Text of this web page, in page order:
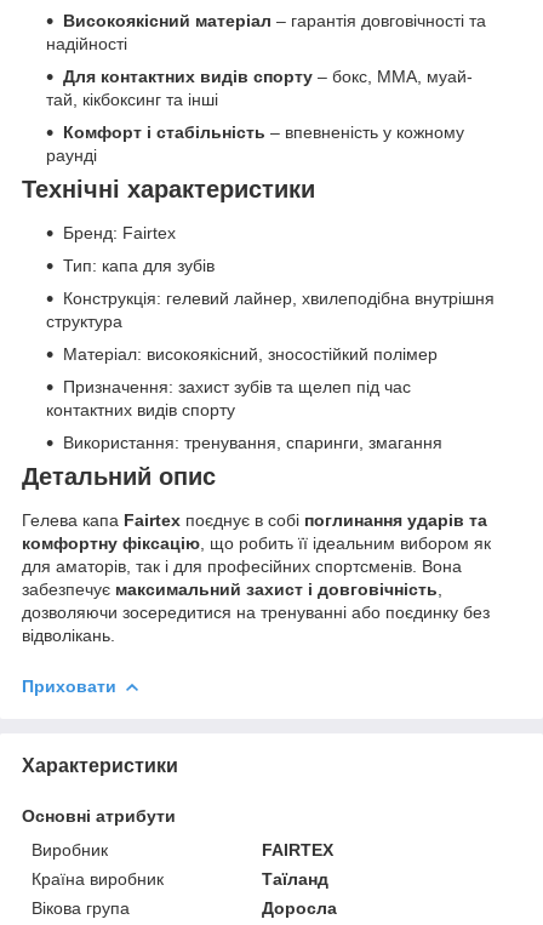
Високоякісний матеріал – гарантія довговічності та
надійності
Для контактних видів спорту – бокс, ММА, муай-
тай, кікбоксинг та інші
Комфорт і стабільність – впевненість у кожному
раунді
Технічні характеристики
Бренд: Fairtex
Тип: капа для зубів
Конструкція: гелевий лайнер, хвилеподібна внутрішня
структура
Матеріал: високоякісний, зносостійкий полімер
Призначення: захист зубів та щелеп під час
контактних видів спорту
Використання: тренування, спаринги, змагання
Детальний опис
Гелева капа Fairtex поєднує в собі поглинання ударів та
комфортну фіксацію , що робить її ідеальним вибором як
для аматорів, так і для професійних спортсменів. Вона
забезпечує максимальний захист і довговічність
дозволяючи зосередитися на тренуванні або поєдинку без
відволікань.
Приховати
Характеристики
Основні атрибути
Виробник
FAIRTEX
Країна виробник
Таїланд
Вікова група
Доросла